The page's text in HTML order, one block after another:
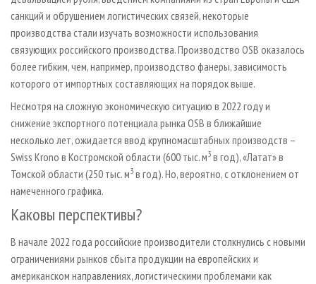
санкций и обрушением логистических связей, некоторые
производства стали изучать возможности использования
связующих российского производства. Производство OSB оказалось
более гибким, чем, например, производство фанеры, зависимость
которого от импортных составляющих на порядок выше.
Несмотря на сложную экономическую ситуацию в 2022 году и
снижение экспортного потенциала рынка OSB в ближайшие
несколько лет, ожидается ввод крупномасштабных производств –
Swiss Krono в Костромской области (600 тыс. м3 в год), «Латат» в
Томской области (250 тыс. м3 в год). Но, вероятно, с отклонением от
намеченного графика.
Каковы перспективы?
В начале 2022 года российские производители столкнулись с новыми
ограничениями рынков сбыта продукции на европейских и
американском направлениях, логистическими проблемами как